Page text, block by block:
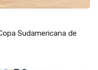
Sudamericana de